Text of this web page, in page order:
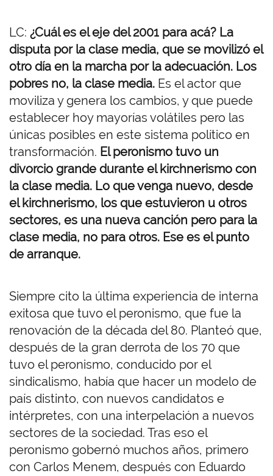
LC: ¿Cuál es el eje del 2001 para acá? La
disputa por la clase media, que se movilizó el
otro día en la marcha por la adecuación. Los
pobres no, la clase media. Es el actor que
moviliza y genera los cambios, y que puede
establecer hoy mayorías volátiles pero las
únicas posibles en este sistema político en
transformación. El peronismo tuvo un
divorcio grande durante el kirchnerismo con
la clase media. Lo que venga nuevo, desde
el kirchnerismo, los que estuvieron u otros
sectores, es una nueva canción pero para la
clase media, no para otros. Ese es el punto
de arranque.
Siempre cito la última experiencia de interna
exitosa que tuvo el peronismo, que fue la
renovación de la década del 80. Planteó que,
después de la gran derrota de los 70 que
tuvo el peronismo, conducido por el
sindicalismo, había que hacer un modelo de
país distinto, con nuevos candidatos e
intérpretes, con una interpelación a nuevos
sectores de la sociedad. Tras eso el
peronismo gobernó muchos años, primero
con Carlos Menem, después con Eduardo